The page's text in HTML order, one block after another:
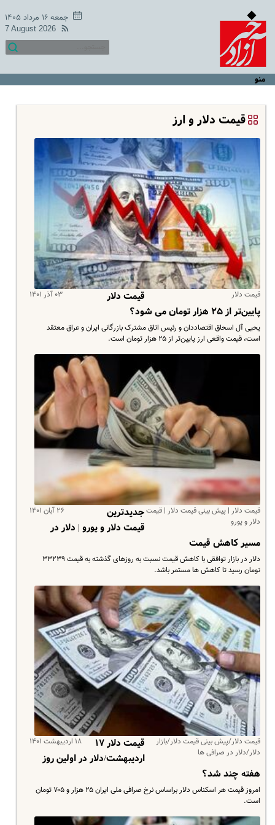
جمعه ۱۶ مرداد ۱۴۰۵
7 August 2026
منو
قیمت دلار و ارز
قیمت دلار ۰۳ آذر ۱۴۰۱
قیمت دلار
پایین‌تر از ۲۵ هزار تومان می شود؟
یحیی آل اسحاق اقتصاددان و رئیس اتاق مشترک بازرگانی ایران و عراق معتقد
است، قیمت واقعی ارز پایین‌تر از ۲۵ هزار تومان است.
قیمت دلار | پیش بینی قیمت دلار | قیمت
دلار و یورو
۲۶ آبان ۱۴۰۱
جدیدترین
قیمت دلار و یورو | دلار در
مسیر کاهش قیمت
دلار در بازار توافقی با کاهش قیمت نسبت به روزهای گذشته به قیمت ۳۳۲۳۹
تومان رسید تا کاهش ها مستمر باشد.
قیمت دلار/پیش بینی قیمت دلار/بازار
دلار/دلار در صرافی ها
۱۸ اردیبهشت ۱۴۰۱
قیمت دلار ۱۷
اردیبهشت/دلار در اولین روز
هفته چند شد؟
امروز قیمت هر اسکناس دلار براساس نرخ صرافی ملی ایران ۲۵ هزار و ۷۰۵ تومان
است.